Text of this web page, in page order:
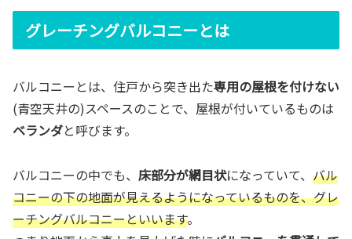
グレーチングバルコニーとは
バルコニーとは、住戸から突き出た専用の屋根を付けない
(青空天井の)スペースのことで、屋根が付いているものは
ベランダと呼びます。
バルコニーの中でも、 床部分が網目状になっていて、 バル
コニーの下の地面が見えるようになっているものを、グレ
ーチングバルコニーといいます。